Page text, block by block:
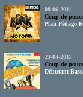
08-06-2011
Coup de pouce
Plan Pédago
23-04-2011
Coup de pouce
Débutant